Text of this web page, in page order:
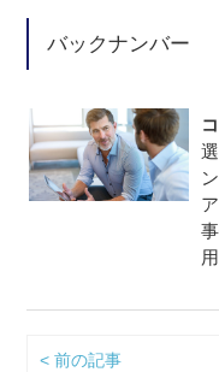
バックナンバー
< 前の記事